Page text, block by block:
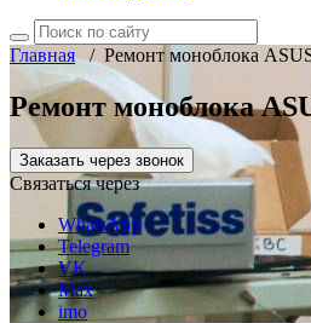
Главная/ Ремонт моноблока
Ремонт моноблока
Заказать через звонок
Связаться через
WhatsApp
Telegram
VK
Max
imo